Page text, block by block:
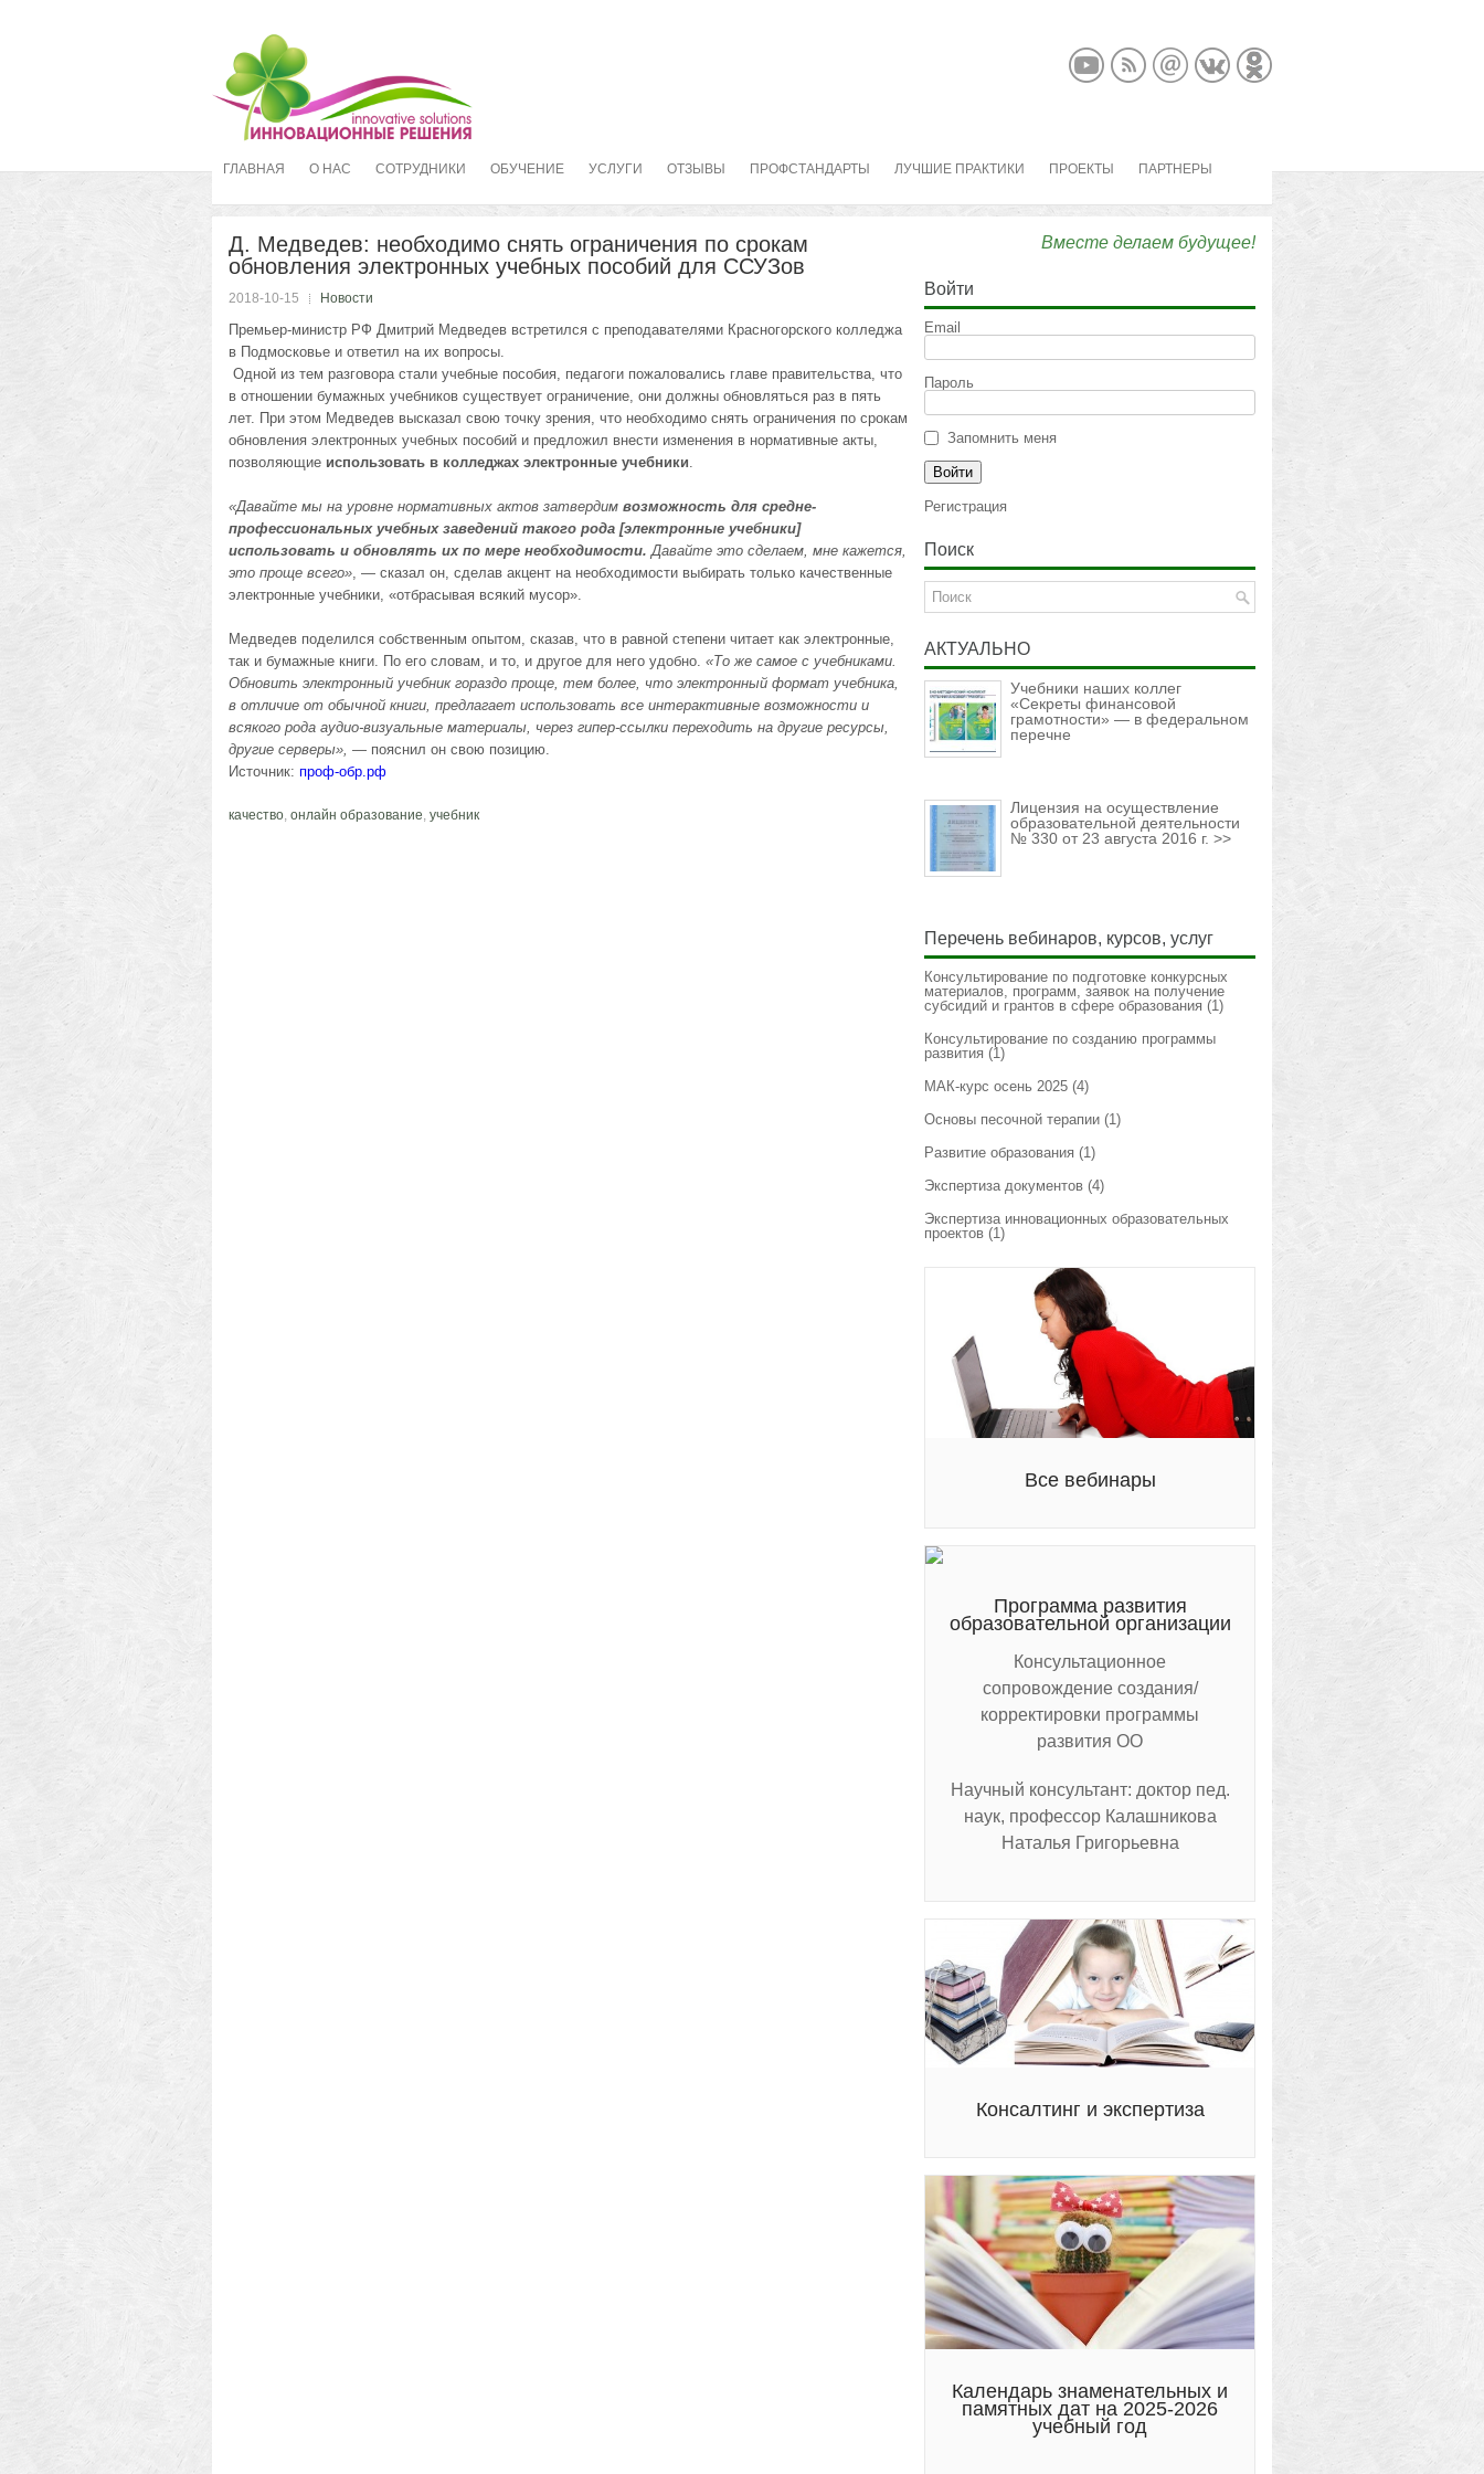
ГЛАВНАЯ О НАС СОТРУДНИКИ ОБУЧЕНИЕ УСЛУГИ ОТЗЫВЫ ПРОФСТАНДАРТЫ ЛУЧШИЕ ПРАКТИКИ ПРОЕКТЫ ПАРТНЕРЫ
Д. Медведев: необходимо снять ограничения по срокам
обновления электронных учебных пособий для ССУЗов
2018-10-15 Новости
Премьер-министр РФ Дмитрий Медведев встретился с преподавателями Красногорского колледжа
в Подмосковье и ответил на их вопросы.
Одной из тем разговора стали учебные пособия, педагоги пожаловались главе правительства, что
в отношении бумажных учебников существует ограничение, они должны обновляться раз в пять
лет. При этом Медведев высказал свою точку зрения, что необходимо снять ограничения по срокам
обновления электронных учебных пособий и предложил внести изменения в нормативные акты,
позволяющие использовать в колледжах электронные учебники.
«Давайте мы на уровне нормативных актов затвердим возможность для средне-
профессиональных учебных заведений такого рода [электронные учебники]
использовать и обновлять их по мере необходимости. Давайте это сделаем, мне кажется,
это проще всего», — сказал он, сделав акцент на необходимости выбирать только качественные
электронные учебники, «отбрасывая всякий мусор».
Медведев поделился собственным опытом, сказав, что в равной степени читает как электронные,
так и бумажные книги. По его словам, и то, и другое для него удобно. «То же самое с учебниками.
Обновить электронный учебник гораздо проще, тем более, что электронный формат учебника,
в отличие от обычной книги, предлагает использовать все интерактивные возможности и
всякого рода аудио-визуальные материалы, через гипер-ссылки переходить на другие ресурсы,
другие серверы», — пояснил он свою позицию.
Источник: проф-обр.рф
качество, онлайн образование, учебник
Вместе делаем будущее!
Войти
Email
Пароль
Запомнить меня
Регистрация
Поиск
АКТУАЛЬНО
Учебники наших коллег
«Секреты финансовой
грамотности» — в федеральном
перечне
Лицензия на осуществление
образовательной деятельности
№ 330 от 23 августа 2016 г. >>
Перечень вебинаров, курсов, услуг
Консультирование по подготовке конкурсных
материалов, программ, заявок на получение
субсидий и грантов в сфере образования (1)
Консультирование по созданию программы
развития (1)
МАК-курс осень 2025 (4)
Основы песочной терапии (1)
Развитие образования (1)
Экспертиза документов (4)
Экспертиза инновационных образовательных
проектов (1)
Все вебинары
Программа развития
образовательной организации
Консультационное
сопровождение создания/
корректировки программы
развития ОО
Научный консультант: доктор пед.
наук, профессор Калашникова
Наталья Григорьевна
Консалтинг и экспертиза
Календарь знаменательных и
памятных дат на 2025-2026
учебный год